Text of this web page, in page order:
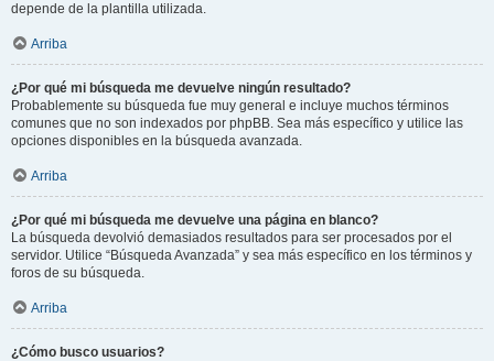
depende de la plantilla utilizada.
Arriba
¿Por qué mi búsqueda me devuelve ningún resultado?
Probablemente su búsqueda fue muy general e incluye muchos términos
comunes que no son indexados por phpBB. Sea más específico y utilice las
opciones disponibles en la búsqueda avanzada.
Arriba
¿Por qué mi búsqueda me devuelve una página en blanco?
La búsqueda devolvió demasiados resultados para ser procesados por el
servidor. Utilice “Búsqueda Avanzada” y sea más específico en los términos y
foros de su búsqueda.
Arriba
¿Cómo busco usuarios?